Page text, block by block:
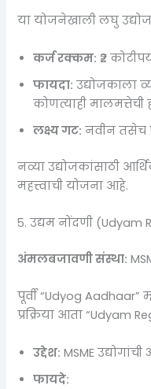
या योजनेखाली लघु
कर्ज रक्कम: ₹२
फायदा: उद्योजकाला
कोणत्याही मालमत्तेची
लक्ष्य गट: नवीन तसेच
नव्या उद्योजकांसाठी
महत्त्वाची योजना आहे.
५. उद्यम नोंदणी (Udyam
अंमलबजावणी संस्था:
पूर्वी “Udyog
प्रक्रिया आता “Udyam
उद्देश: MSME
फायदे: